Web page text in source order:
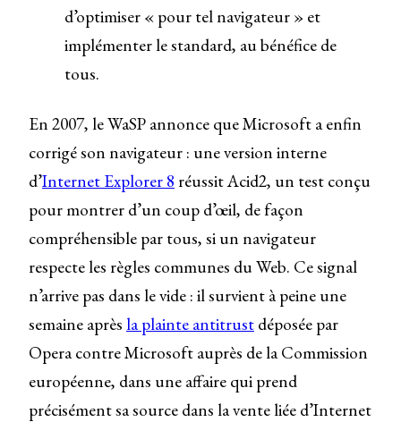
d’optimiser « pour tel navigateur » et
implémenter le standard, au bénéfice de
tous.
En 2007, le WaSP annonce que Microsoft a enfin
corrigé son navigateur : une version interne
d’Internet Explorer 8 réussit Acid2, un test conçu
pour montrer d’un coup d’œil, de façon
compréhensible par tous, si un navigateur
respecte les règles communes du Web. Ce signal
n’arrive pas dans le vide : il survient à peine une
semaine après la plainte antitrust déposée par
Opera contre Microsoft auprès de la Commission
européenne, dans une affaire qui prend
précisément sa source dans la vente liée d’Internet